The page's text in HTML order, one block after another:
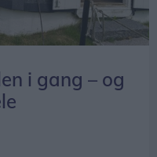
22. august
i gang – og